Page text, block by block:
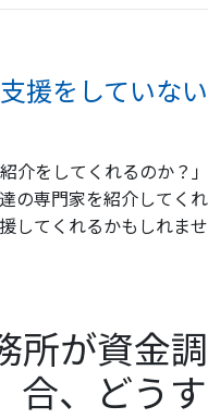
援をしていな
介をしてくれるのか？
の専門家を紹介してく
してくれるかもしれま
所が資金
合、どう